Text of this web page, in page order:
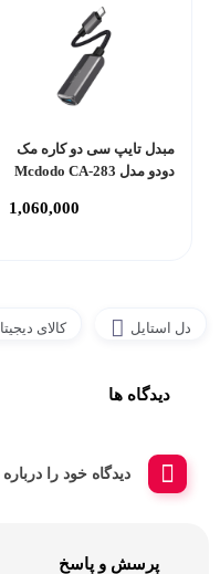
مبدل تایپ سی دو کاره مک
دودو مدل Mcdodo CA-283
1,060,000
دل استایل کالای
دیدگاه ها
دیدگاه خود را درباره
پرسش و پاسخ